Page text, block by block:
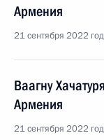
Армения
21 сентября 2022
Ваагну
Армения
21 сентября 2022